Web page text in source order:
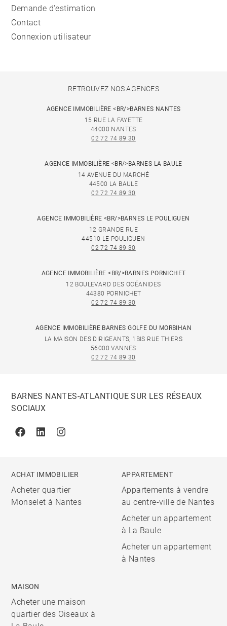
Demande d'estimation
Contact
Connexion utilisateur
RETROUVEZ NOS AGENCES
AGENCE IMMOBILIÈRE <BR/>BARNES NANTES
15 RUE LA FAYETTE
44000 NANTES
02 72 74 89 30
AGENCE IMMOBILIÈRE <BR/>BARNES LA BAULE
14 AVENUE DU MARCHÉ
44500 LA BAULE
02 72 74 89 30
AGENCE IMMOBILIÈRE <BR/>BARNES LE POULIGUEN
12 GRANDE RUE
44510 LE POULIGUEN
02 72 74 89 30
AGENCE IMMOBILIÈRE <BR/>BARNES PORNICHET
12 BOULEVARD DES OCÉANIDES
44380 PORNICHET
02 72 74 89 30
AGENCE IMMOBILIÈRE BARNES GOLFE DU MORBIHAN
LA MAISON DES DIRIGEANTS, 1BIS RUE THIERS
56000 VANNES
02 72 74 89 30
BARNES NANTES-ATLANTIQUE SUR LES RÉSEAUX
SOCIAUX
FacebookLinkedinInstagram
ACHAT IMMOBILIER
Acheter quartier
Monselet à Nantes
APPARTEMENT
Appartements à vendre
au centre-ville de Nantes
Acheter un appartement
à La Baule
Acheter un appartement
à Nantes
MAISON
Acheter une maison
quartier des Oiseaux à